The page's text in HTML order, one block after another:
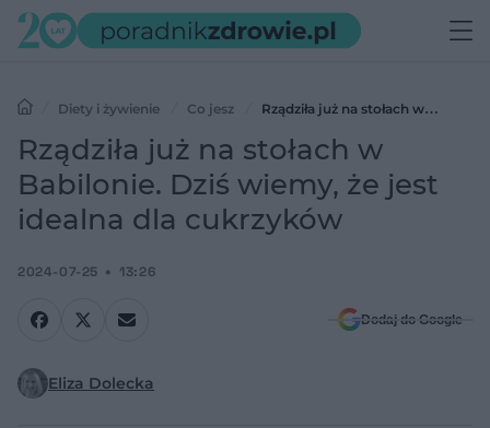
Diety i żywienie Co jesz
Rządziła już na stołach w
Babilonie. Dziś wiemy, że jest idealna dla cukrzyków
Rządziła już na stołach w
Babilonie. Dziś wiemy, że jest
idealna dla cukrzyków
2024-07-25 13:26
Dodaj do Google
Eliza Dolecka